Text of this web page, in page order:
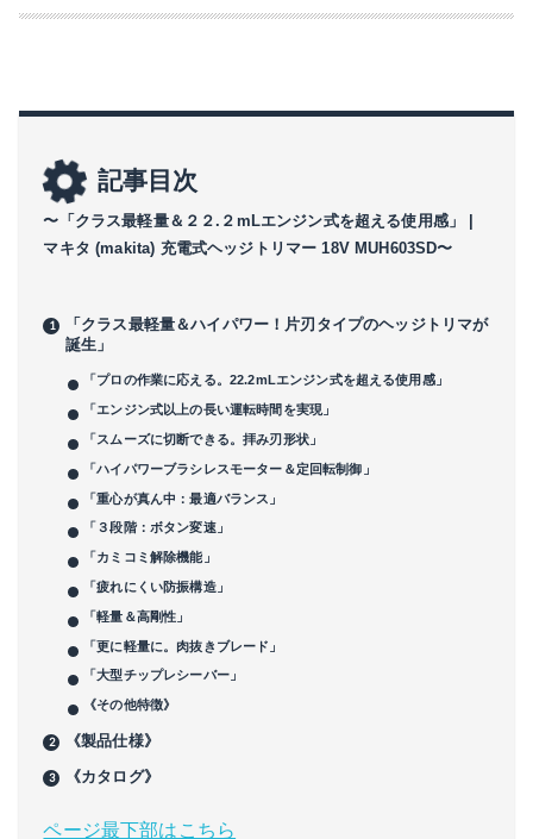
記事目次
〜「クラス最軽量＆２２.２mLエンジン式を超える使用感」 |
マキタ (makita) 充電式ヘッジトリマー 18V MUH603SD〜
「クラス最軽量＆ハイパワー！片刃タイプのヘッジトリマが
誕生」
「プロの作業に応える。22.2mLエンジン式を超える使用感」
「エンジン式以上の長い運転時間を実現」
「スムーズに切断できる。拝み刃形状」
「ハイパワーブラシレスモーター＆定回転制御」
「重心が真ん中：最適バランス」
「３段階：ボタン変速」
「カミコミ解除機能」
「疲れにくい防振構造」
「軽量＆高剛性」
「更に軽量に。肉抜きブレード」
「大型チップレシーバー」
《その他特徴》
《製品仕様》
《カタログ》
ページ最下部はこちら